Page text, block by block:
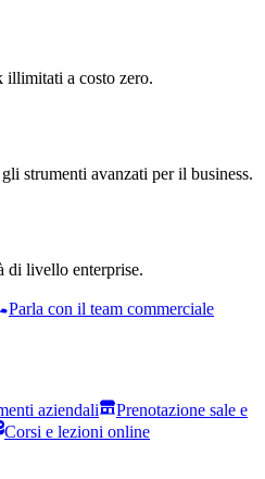
illimitati a costo zero.
strumenti avanzati per il business.
di livello enterprise.
Parla con il team commerciale
aziendali
Prenotazione sale e
Corsi e lezioni online